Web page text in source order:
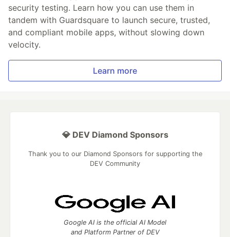
security testing. Learn how you can use them in
tandem with Guardsquare to launch secure, trusted,
and compliant mobile apps, without slowing down
velocity.
Learn more
💎 DEV Diamond Sponsors
Thank you to our Diamond Sponsors for supporting the
DEV Community
Google AI is the official AI Model
and Platform Partner of DEV